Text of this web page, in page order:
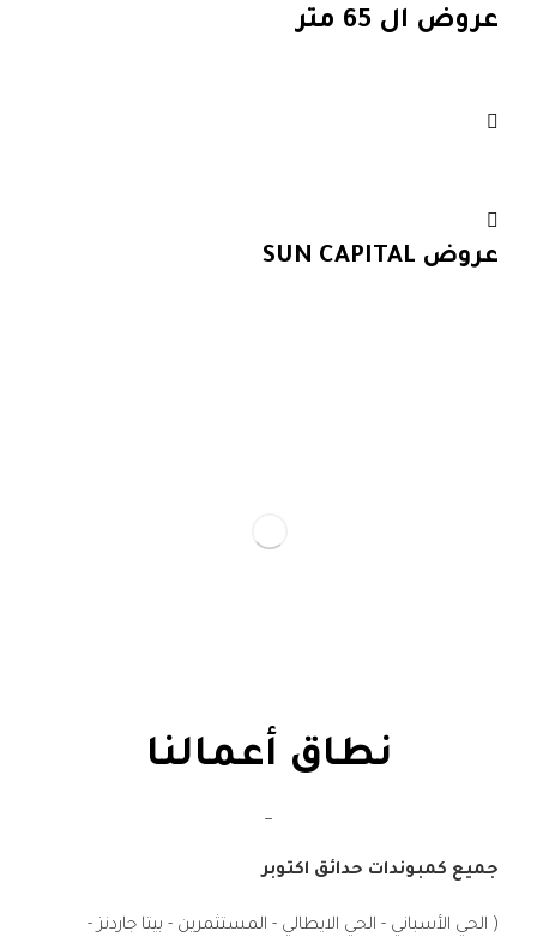
عروض ال 65 متر
عروض SUN CAPITAL
نطاق أعمالنا
_
جميع كمبوندات حدائق اكتوبر
( الحي الأسباني - الحي الايطالي - المستثمرين - بيتا جاردنز -